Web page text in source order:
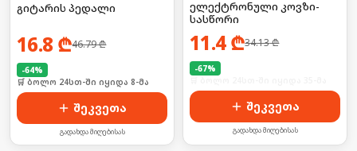
გიტარის პედალი
16.8 ₾46.79₾
-64%
🛒 ბოლო 24სთ-ში იყიდა 8-მა
შეკვეთა
გადახდა მიღებისას
ელექტრონული კოვზი-
სასწორი
11.4₾34.13₾
-67%
შეკვეთა
გადახდა მიღებისას